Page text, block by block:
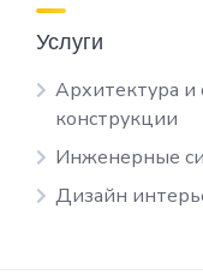
Услуги
Архитектура и
конструкции
Инженерные
Дизайн